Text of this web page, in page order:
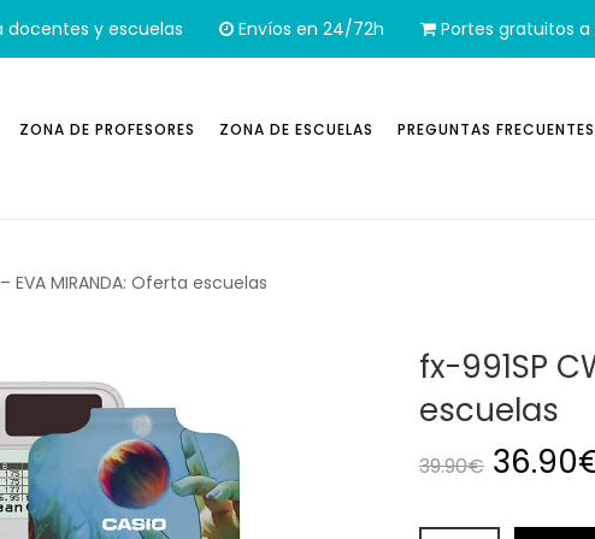
docentes y escuelas Envíos en 24/72h Portes gratuitos a
ZONA DE PROFESORES ZONA DE ESCUELAS PREGUNTAS FRECUENTES
EVA MIRANDA: Oferta escuelas
fx-991SP
escuelas
39.90€ El
36.90